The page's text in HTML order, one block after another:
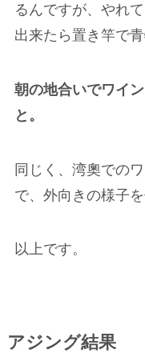
るんですが、やれ
出来たら置き竿で青
朝の地合いでワイ
と。
同じく、湾奧での
で、外向きの様子を
以上です。
アジング結果